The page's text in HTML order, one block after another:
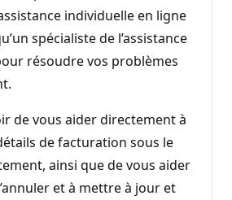
individuelle en ligne
spécialiste de l’assistance
résoudre vos problèmes
de vous aider directement à
de facturation sous le
ainsi que de vous aider
et à mettre à jour et